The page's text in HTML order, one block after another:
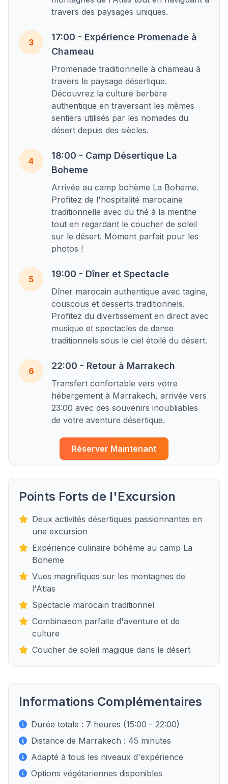
travers des paysages uniques.
3
17:00 - Expérience Promenade à
Chameau
Promenade traditionnelle à chameau à
travers le paysage désertique.
Découvrez la culture berbère
authentique en traversant les mêmes
sentiers utilisés par les nomades du
désert depuis des siècles.
4
18:00 - Camp Désertique La
Boheme
Arrivée au camp bohème La Boheme.
Profitez de l'hospitalité marocaine
traditionnelle avec du thé à la menthe
tout en regardant le coucher de soleil
sur le désert. Moment parfait pour les
photos !
5 19:00 - Dîner et Spectacle
Dîner marocain authentique avec tagine,
couscous et desserts traditionnels.
Profitez du divertissement en direct avec
musique et spectacles de danse
traditionnels sous le ciel étoilé du désert.
6 22:00 - Retour à Marrakech
Transfert confortable vers votre
hébergement à Marrakech, arrivée vers
23:00 avec des souvenirs inoubliables
de votre aventure désertique.
Réserver Maintenant
Points Forts de l'Excursion
Deux activités désertiques passionnantes en
une excursion
Expérience culinaire bohème au camp La
Boheme
Vues magnifiques sur les montagnes de
l'Atlas
Spectacle marocain traditionnel
Combinaison parfaite d'aventure et de
culture
Coucher de soleil magique dans le désert
Informations Complémentaires
Durée totale : 7 heures (15:00 - 22:00)
Distance de Marrakech : 45 minutes
Adapté à tous les niveaux d'expérience
Options végétariennes disponibles